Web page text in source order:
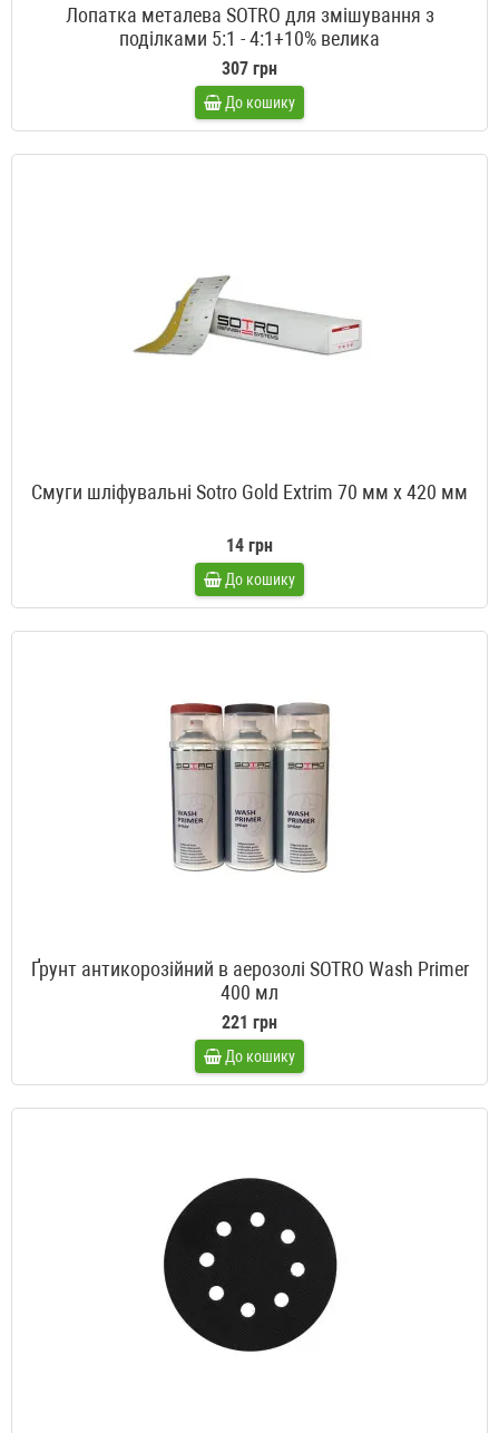
Лопатка металева SOTRO для змішування з
поділками 5:1 - 4:1+10% велика
307 грн
До кошику
Смуги шліфувальні Sotro Gold Extrim 70 мм x 420 мм
14 грн
До кошику
Ґрунт антикорозійний в аерозолі SOTRO Wash Primer
400 мл
221 грн
До кошику